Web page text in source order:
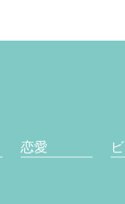
恋愛